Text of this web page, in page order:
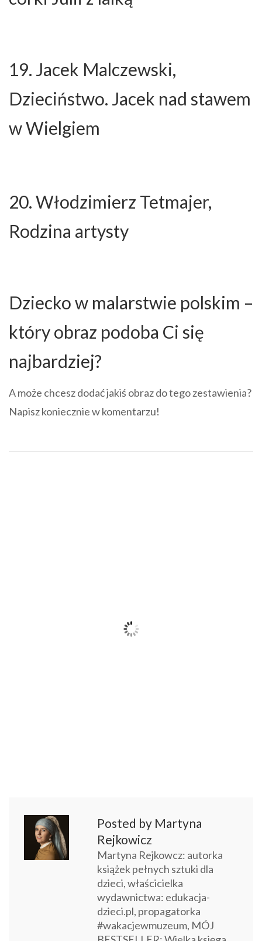
19. Jacek Malczewski,
Dzieciństwo. Jacek nad stawem
w Wielgiem
20. Włodzimierz Tetmajer,
Rodzina artysty
Dziecko w malarstwie polskim –
który obraz podoba Ci się
najbardziej?
A może chcesz dodać jakiś obraz do tego zestawienia?
Napisz koniecznie w komentarzu!
Posted by Martyna
Rejkowicz
Martyna Rejkowcz: autorka
książek pełnych sztuki dla
dzieci, właścicielka
wydawnictwa: edukacja-
dzieci.pl, propagatorka
#wakacjewmuzeum, MÓJ